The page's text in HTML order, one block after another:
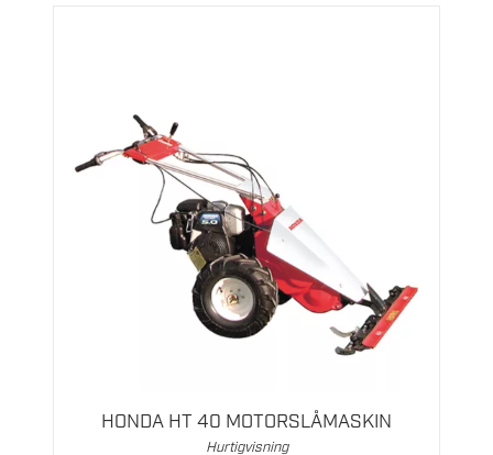
HONDA HT 40 MOTORSLÅMASKIN
Hurtigvisning